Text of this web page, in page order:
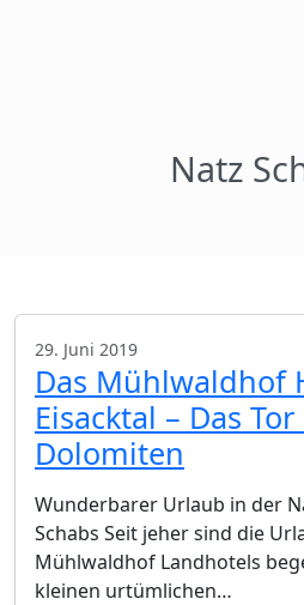
Natz
29. Juni 2019
Das Mühlwaldhof
Eisacktal – Das
Dolomiten
Wunderbarer Urlaub in der
Schabs Seit jeher sind die
Mühlwaldhof Landhotels
kleinen urtümlichen…